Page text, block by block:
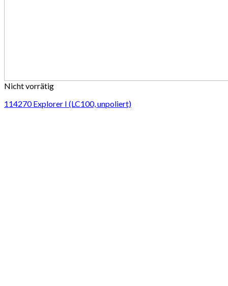
Nicht vorrätig
114270 Explorer I (LC100, unpoliert)